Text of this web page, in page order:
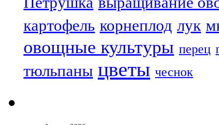
картофель корнеплод лук
овощные культуры перец
тюльпаны цветы чеснок